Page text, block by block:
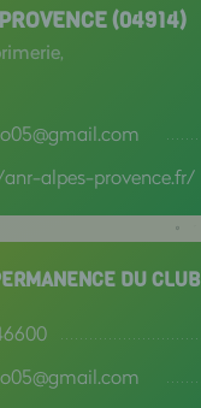
(04914)
alpes-provence.fr/
DU CLUB